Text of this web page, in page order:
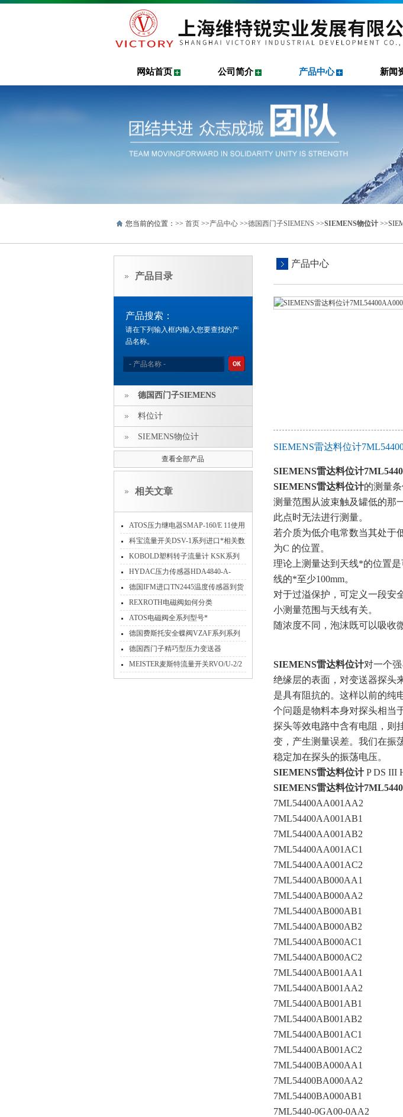
网站首页 公司简介 产品中心 新闻
您当前的位置：>> 首页 >>产品中心 >>德国西门子SIEMENS >>SIEMENS物位计
产品目录
产品搜索：
请在下列输入框内输入您要查找的产
品名称。
德国西门子SIEMENS
料位计
SIEMENS物位计
查看全部产品
相关文章
ATOS压力继电器SMAP-160/E 11使用
方法
科宝流量开关DSV-1系列进口*相关数
据信息供应
KOBOLD塑料转子流量计 KSK系列
参数说明
HYDAC压力传感器HDA4840-A-
0350-424 安装方法
德国IFM进口TN2445温度传感器到货
REXROTH电磁阀如何分类
ATOS电磁阀全系列型号*
德国费斯托安全蝶阀VZAF系列系列
参数资料介绍
德国西门子精巧型压力变送器
7MF1567系列产品*出售
MEISTER麦斯特流量开关RVO/U-2/2
G 1/2 MS用途及特点
产品中心
SIEMENS雷达料位计
SIEMENS雷达料位计
SIEMENS雷达料位计的测量条
测量范围从波束触及罐低的那
此点时无法进行测量。
若介质为低介电常数当其处于
为C 的位置。
理论上测量达到天线*的位置
线的*至少100mm。
对于过溢保护，可定义一段安
小测量范围与天线有关。
随浓度不同，泡沫既可以吸收
SIEMENS雷达料位计对一个
绝缘层的表面，对变送器探头
是具有阻抗的。这样以前的纯
个问题是物料本身对探头相当
探头等效电路中含有电阻，则
变，产生测量误差。我们在振
稳定加在探头的振荡电压。
SIEMENS雷达料位计P DS III
SIEMENS雷达料位计
7ML54400AA001AA2
7ML54400AA001AB1
7ML54400AA001AB2
7ML54400AA001AC1
7ML54400AA001AC2
7ML54400AB000AA1
7ML54400AB000AA2
7ML54400AB000AB1
7ML54400AB000AB2
7ML54400AB000AC1
7ML54400AB000AC2
7ML54400AB001AA1
7ML54400AB001AA2
7ML54400AB001AB1
7ML54400AB001AB2
7ML54400AB001AC1
7ML54400AB001AC2
7ML54400BA000AA1
7ML54400BA000AA2
7ML54400BA000AB1
7ML5440-0GA00-0AA2